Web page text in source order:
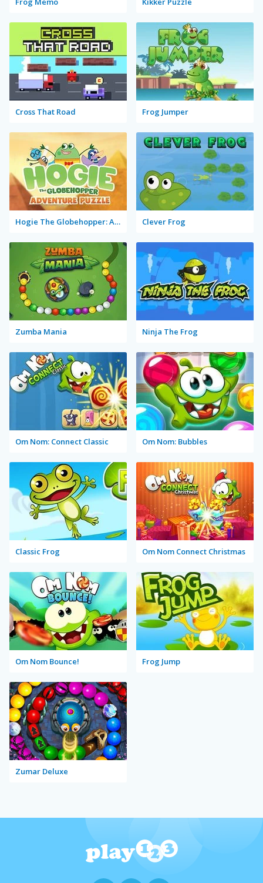
Cross That Road Frog Jumper
Hogie The Globehopper: Adventure Puzzle Clever Frog
Zumba Mania Ninja The Frog
Om Nom: Connect Classic Om Nom: Bubbles
Classic Frog Om Nom Connect Christmas
Om Nom Bounce! Frog Jump
Zumar Deluxe